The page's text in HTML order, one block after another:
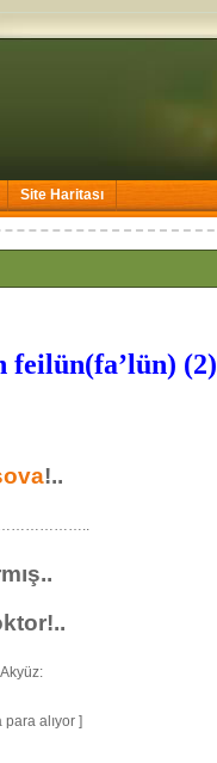
Site Haritası
(2)
!..
alıyor ]